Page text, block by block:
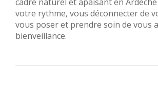
votre rythme, vous déconnecter de
vous poser et prendre soin de vous
bienveillance.